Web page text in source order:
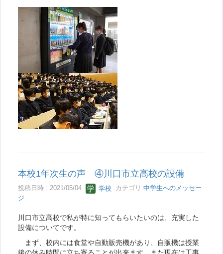
本校1年次生の声 ④川口市立高校の設備
投稿日時 : 2021/05/04 学校 カテゴリ:中学生へのメッセー
ジ
川口市立高校で私が特に知ってもらいたいのは、充実した
設備についてです。
まず、校内には食堂や自動販売機があり、自販機は授業